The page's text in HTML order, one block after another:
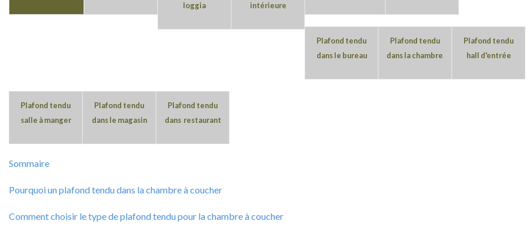
loggia
intérieure
Plafond tendu
dans le bureau
Plafond tendu
dans la chambre
Plafond tendu
hall d'entrée
Plafond tendu
salle à manger
Plafond tendu
dans le magasin
Plafond tendu
dans restaurant
Sommaire
Pourquoi un plafond tendu dans la chambre à coucher
Comment choisir le type de plafond tendu pour la chambre à coucher